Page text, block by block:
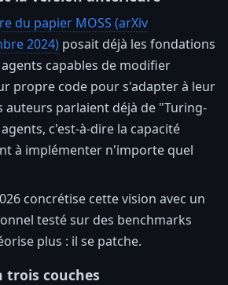
du papier MOSS (arXiv
2024) posait déjà les fondations
capables de modifier
propre code pour s'adapter à leur
auteurs parlaient déjà de "Turing-
c'est-à-dire la capacité
à implémenter n'importe quel
concrétise cette vision avec un
testé sur des benchmarks
plus : il se patche.
trois couches